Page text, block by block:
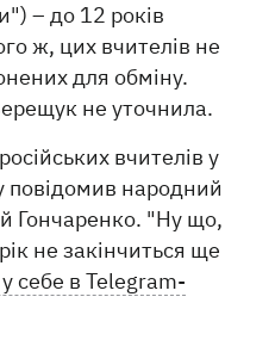
– до 12 років
ж, цих вчителів не
для обміну.
не уточнила.
вчителів у
повідомив народний
Гончаренко. "Ну що,
не закінчиться ще
себе в Telegram-